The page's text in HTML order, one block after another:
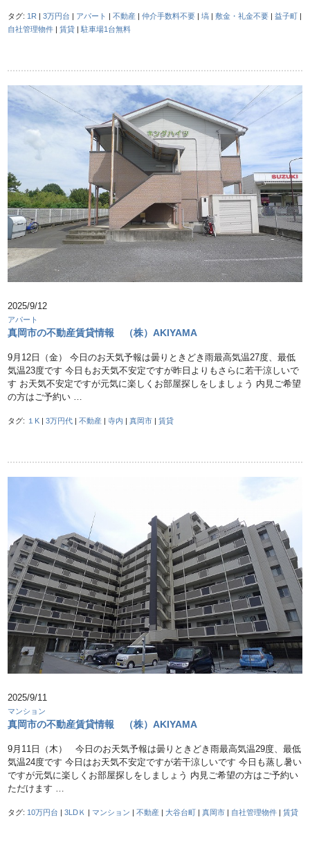
タグ: 1R |3万円台 アパート |不動産 |仲介手数料不要 |塙 |敷金・礼金不要 |益子町
自社管理物件 |賃貸 |駐車場1台無料
2025/9/12
アパート
真岡市の不動産賃貸情報 （株）AKIYAMA
9月12日（金） 今日のお天気予報は曇りときどき雨最高気温27度、最低
気温23度です 今日もお天気不安定ですが昨日よりもさらに若干涼しいで
す お天気不安定ですが元気に楽しくお部屋探しをしましょう 内見ご希望
の方はご予約い …
タグ: １K |3万円代 |不動産 |寺内 |真岡市 |賃貸
2025/9/11
マンション
真岡市の不動産賃貸情報 （株）AKIYAMA
9月11日（木） 今日のお天気予報は曇りときどき雨最高気温29度、最低
気温24度です 今日はお天気不安定ですが若干涼しいです 今日も蒸し暑い
ですが元気に楽しくお部屋探しをしましょう 内見ご希望の方はご予約い
ただけます …
タグ: 10万円台 |3LDＫ | マンション |不動産 |大谷台町 |真岡市 | 自社管理物件 |賃貸